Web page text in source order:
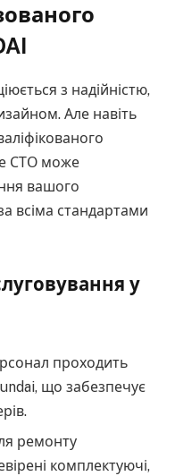
з надійністю,
Але навіть
СТО може
вашого
всіма стандартами
у
проходить
що забезпечує
ремонту
комплектуючі,